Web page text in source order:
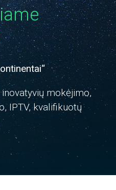
mokėjimo,
IPTV, kvalifikuotų